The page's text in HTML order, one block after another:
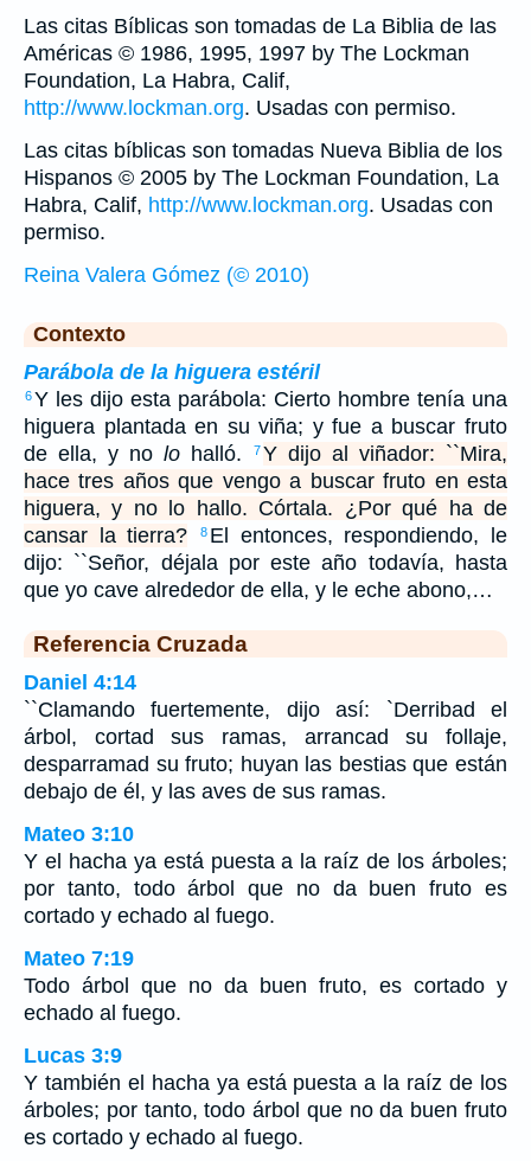
Las citas Bíblicas son tomadas de La Biblia de las
Américas © 1986, 1995, 1997 by The Lockman
Foundation, La Habra, Calif,
http://www.lockman.org. Usadas con permiso.
Las citas bíblicas son tomadas Nueva Biblia de los
Hispanos © 2005 by The Lockman Foundation, La
Habra, Calif, http://www.lockman.org. Usadas con
permiso.
Reina Valera Gómez (© 2010)
Contexto
Parábola de la higuera estéril
6Y les dijo esta parábola: Cierto hombre tenía una
higuera plantada en su viña; y fue a buscar fruto
de ella, y no lo halló. 7Y dijo al viñador: ``Mira,
hace tres años que vengo a buscar fruto en esta
higuera, y no lo hallo. Córtala. ¿Por qué ha de
cansar la tierra?
8 El entonces, respondiendo, le
dijo: ``Señor, déjala por este año todavía, hasta
que yo cave alrededor de ella, y le eche abono,…
Referencia Cruzada
Daniel 4:14
``Clamando fuertemente, dijo así: `Derribad el
árbol, cortad sus ramas, arrancad su follaje,
desparramad su fruto; huyan las bestias que están
debajo de él, y las aves de sus ramas.
Mateo 3:10
Y el hacha ya está puesta a la raíz de los árboles;
por tanto, todo árbol que no da buen fruto es
cortado y echado al fuego.
Mateo 7:19
Todo árbol que no da buen fruto, es cortado y
echado al fuego.
Lucas 3:9
Y también el hacha ya está puesta a la raíz de los
árboles; por tanto, todo árbol que no da buen fruto
es cortado y echado al fuego.